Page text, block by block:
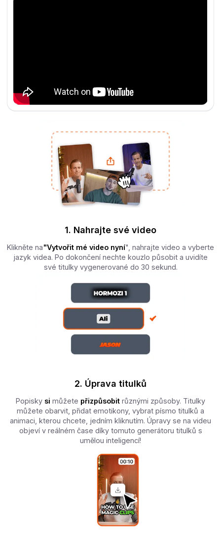
1. Nahrajte své video
Klikněte na"Vytvořit mé video nyní", nahrajte video a vyberte
jazyk videa. Po dokončení nechte kouzlo působit a uvidíte
své titulky vygenerované do 30 sekund.
2. Úprava titulků
Popisky si můžete přizpůsobit různými způsoby. Titulky
můžete obarvit, přidat emotikony, vybrat písmo titulků a
animaci, kterou chcete, jedním kliknutím. Úpravy se na videu
objeví v reálném čase díky tomuto generátoru titulků s
umělou inteligencí!